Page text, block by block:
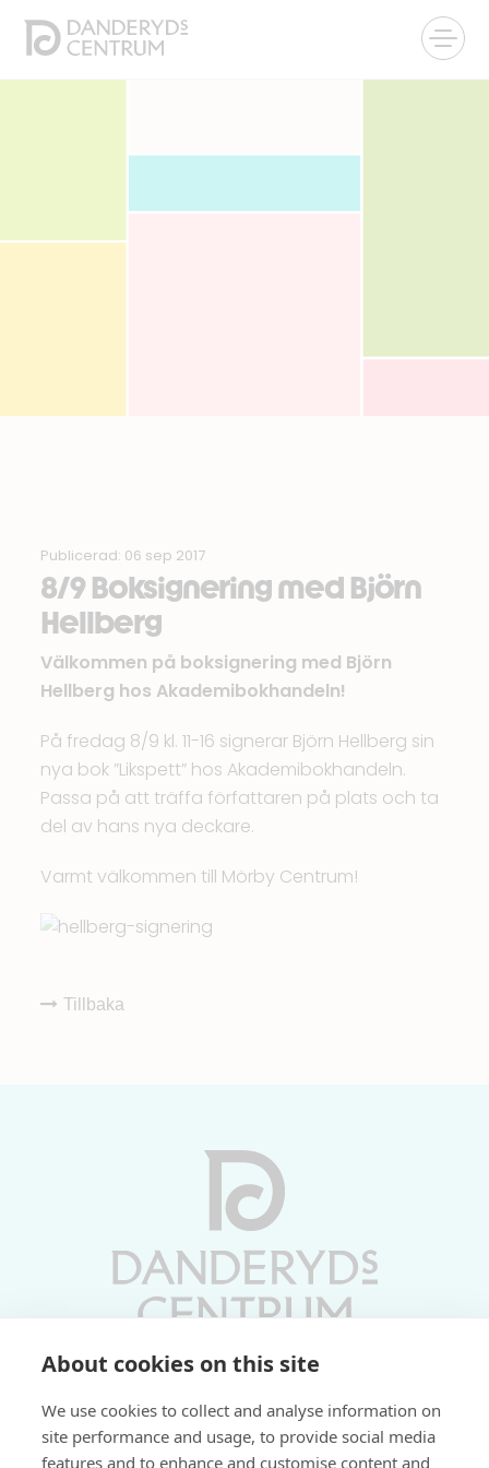
About cookies on this site
We use cookies to collect and analyse information on
site performance and usage, to provide social media
features and to enhance and customise content and
Publicerad: 06 sep 2017
8/9 Boksignering med Björn
Hellberg
Välkommen på boksignering med Björn
Hellberg hos Akademibokhandeln!
På fredag 8/9 kl. 11-16 signerar Björn Hellberg sin
nya bok ”Likspett” hos Akademibokhandeln.
Passa på att träffa författaren på plats och ta
del av hans nya deckare.
Varmt välkommen till Mörby Centrum!
Tillbaka
Söndagar 11-17 | Livs 07-22